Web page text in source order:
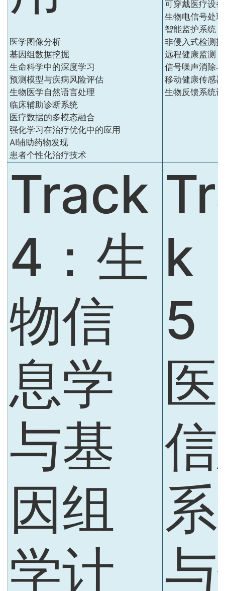
医学图像分析
基因组数据挖掘
生命科学中的深度学习
预测模型与疾病风险评估
生物医学自然语言处理
临床辅助诊断系统
医疗数据的多模态融合
强化学习在治疗优化中的应用
AI辅助药物发现
患者个性化治疗技术
可穿戴医疗设
生物电信号处
智能监护系统
非侵入式检测
远程健康监测
信号噪声消除
移动健康传感
生物反馈系统
Track
4：生
物信
息学
与基
因组
学计
k
5